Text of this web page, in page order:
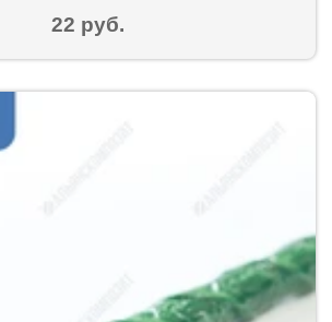
22 руб.